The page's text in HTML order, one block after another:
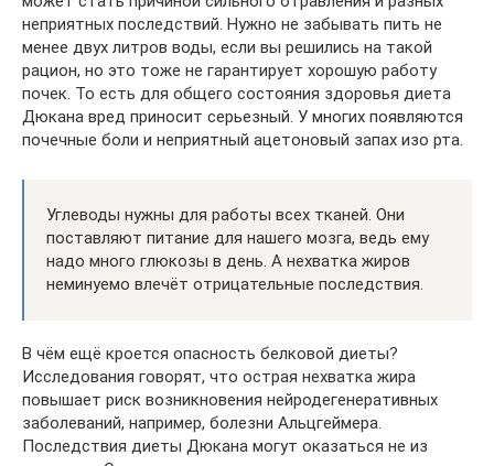
неприятных последствий. Нужно не забывать пить не
менее двух литров воды, если вы решились на такой
рацион, но это тоже не гарантирует хорошую работу
почек. То есть для общего состояния здоровья диета
Дюкана вред приносит серьезный. У многих появляются
почечные боли и неприятный ацетоновый запах изо рта.
Углеводы нужны для работы всех тканей. Они
поставляют питание для нашего мозга, ведь ему
надо много глюкозы в день. А нехватка жиров
неминуемо влечёт отрицательные последствия.
В чём ещё кроется опасность белковой диеты?
Исследования говорят, что острая нехватка жира
повышает риск возникновения нейродегенеративных
заболеваний, например, болезни Альцгеймера.
Последствия диеты Дюкана могут оказаться не из